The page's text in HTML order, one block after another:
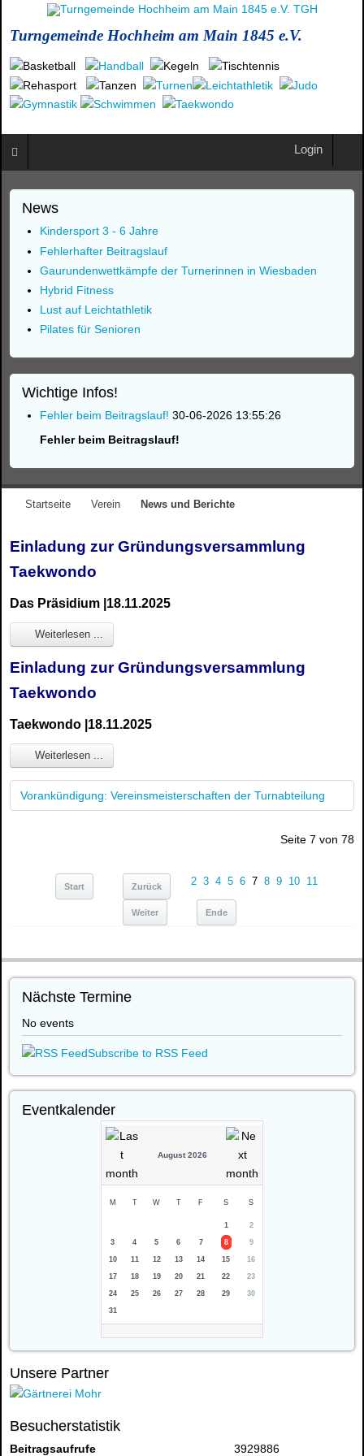
Turngemeinde Hochheim am Main 1845 e.V.
Login
News
Kindersport 3 - 6 Jahre
Fehlerhafter Beitragslauf
Gaurundenwettkämpfe der Turnerinnen in Wiesbaden
Hybrid Fitness
Lust auf Leichtathletik
Pilates für Senioren
Wichtige Infos!
Fehler beim Beitragslauf! 30-06-2026 13:55:26
Fehler beim Beitragslauf!
Startseite Verein News und Berichte
Einladung zur Gründungsversammlung
Taekwondo
Das Präsidium |18.11.2025
Weiterlesen ...
Einladung zur Gründungsversammlung
Taekwondo
Taekwondo |18.11.2025
Weiterlesen ...
Vorankündigung: Vereinsmeisterschaften der Turnabteilung
Seite 7 von 78
Start Zurück 2 3 4 5 6 7 8 9 10 11
Weiter Ende
Nächste Termine
No events
Subscribe to RSS Feed
Eventkalender
August 2026
M T W T F S S
1 2
3 4 5 6 7 8 9
10 11 12 13 14 15 16
17 18 19 20 21 22 23
24 25 26 27 28 29 30
31
Unsere Partner
Besucherstatistik
Beitragsaufrufe 3929886